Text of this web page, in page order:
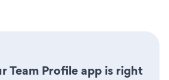
Team Profile app is right